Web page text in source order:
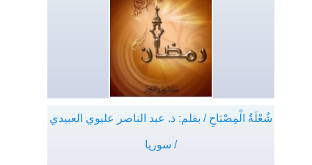
شُعْلَةُ الْمِصْبَاحِ / بقلم: ذ. عبد الناصر عليوي العبيدي
/ سوريا